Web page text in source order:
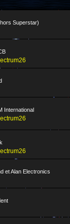
Superstar)
International
et Alan Electronics